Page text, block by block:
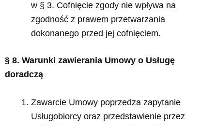
w § 3. Cofnięcie zgody nie wpływa na
zgodność z prawem przetwarzania
dokonanego przed jej cofnięciem.
§ 8. Warunki zawierania Umowy o Usługę
doradczą
Zawarcie Umowy poprzedza zapytanie
Usługobiorcy oraz przedstawienie przez